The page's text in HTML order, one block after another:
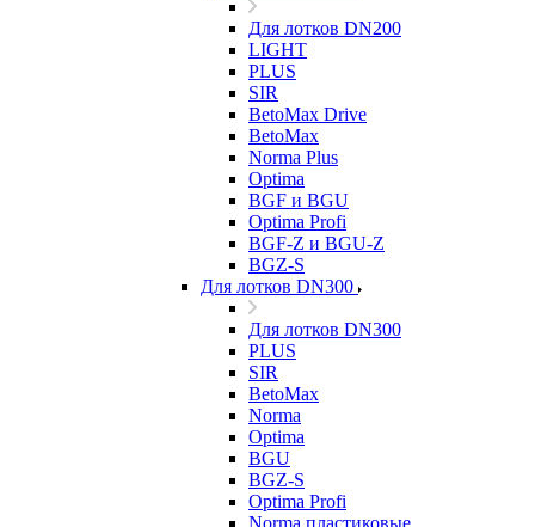
Для лотков DN200
LIGHT
PLUS
SIR
BetoMax Drive
BetoMax
Norma Plus
Optima
BGF и BGU
Optima Profi
BGF-Z и BGU-Z
BGZ-S
Для лотков DN300
Для лотков DN300
PLUS
SIR
BetoMax
Norma
Optima
BGU
BGZ-S
Optima Profi
Norma пластиковые